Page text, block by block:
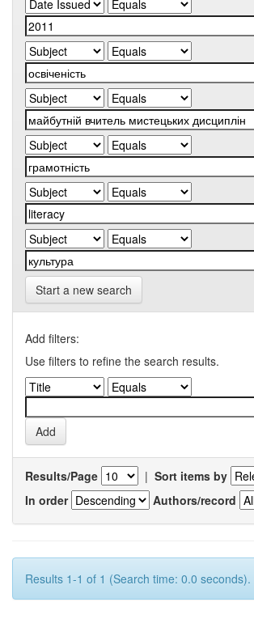
Start a new search
Add filters:
Use filters to refine the search results.
Results/Page | Sort items by
In order
Authors/record
Results 1-1 of 1 (Search time: 0.0 seconds).